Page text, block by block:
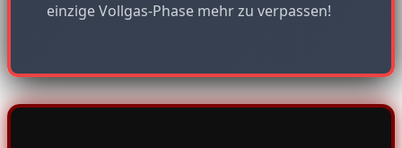
einzige Vollgas-Phase mehr zu verpassen!